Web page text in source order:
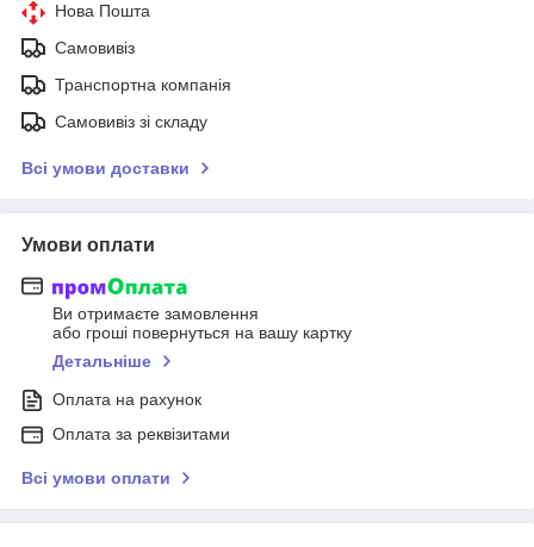
Нова Пошта
Самовивіз
Транспортна компанія
Самовивіз зі складу
Всі умови доставки
Умови оплати
Ви отримаєте замовлення
або гроші повернуться на вашу картку
Детальніше
Оплата на рахунок
Оплата за реквізитами
Всі умови оплати